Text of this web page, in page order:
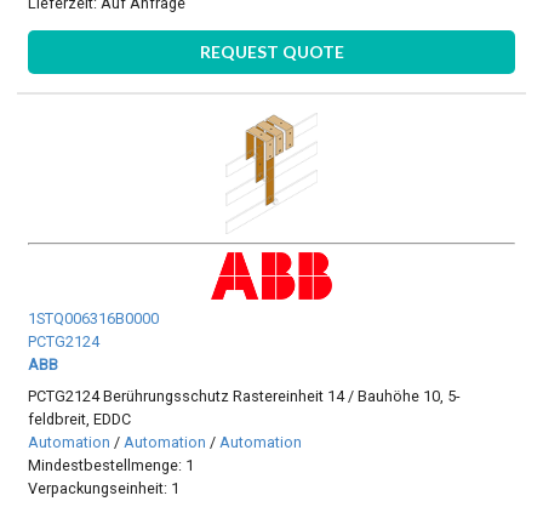
REQUEST QUOTE
1STQ006316B0000
PCTG2124
ABB
PCTG2124 Berührungsschutz Rastereinheit 14 / Bauhöhe 10, 5-
feldbreit, EDDC
Automation / Automation / Automation
Mindestbestellmenge: 1
Verpackungseinheit: 1